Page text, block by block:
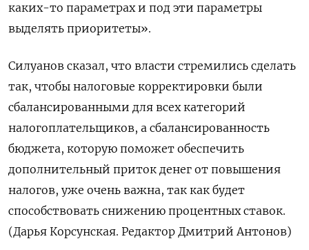
каких-то параметрах и под эти параметры
выделять приоритеты».
Силуанов сказал, что власти стремились сделать
так, чтобы налоговые корректировки были
сбалансированными для всех категорий
налогоплательщиков, а сбалансированность
бюджета, которую поможет обеспечить
дополнительный приток денег от повышения
налогов, уже очень важна, так как будет
способствовать снижению процентных ставок.
(Дарья Корсунская. Редактор Дмитрий Антонов)